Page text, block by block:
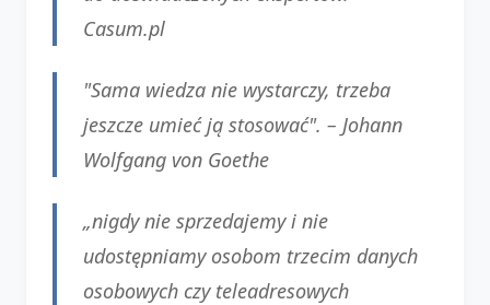
Casum.pl
"Sama wiedza nie wystarczy, trzeba
jeszcze umieć ją stosować". – Johann
Wolfgang von Goethe
„nigdy nie sprzedajemy i nie
udostępniamy osobom trzecim danych
osobowych czy teleadresowych